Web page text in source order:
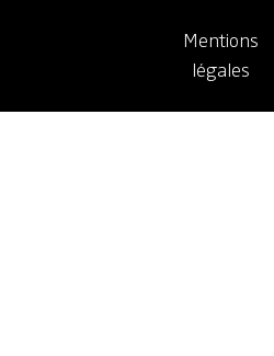
Mentions
légales